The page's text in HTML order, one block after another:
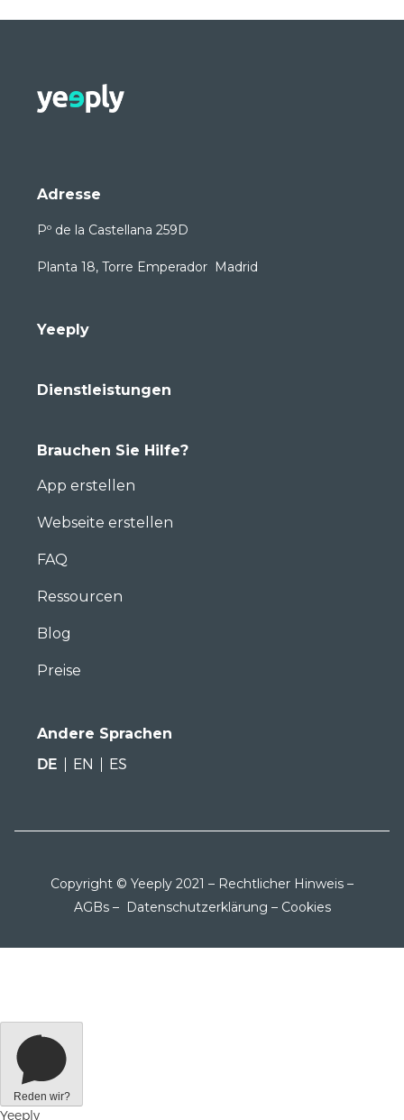
Adresse
Pº de la Castellana 259D
Planta 18, Torre Emperador Madrid
Yeeply
Dienstleistungen
Brauchen Sie Hilfe?
App erstellen
Webseite erstellen
FAQ
Ressourcen
Blog
Preise
Andere Sprachen
DE
EN ES
Copyright © Yeeply 2021 – Rechtlicher Hinweis –
AGBs– Datenschutzerklärung – Cookies
Reden wir?
Yeeply